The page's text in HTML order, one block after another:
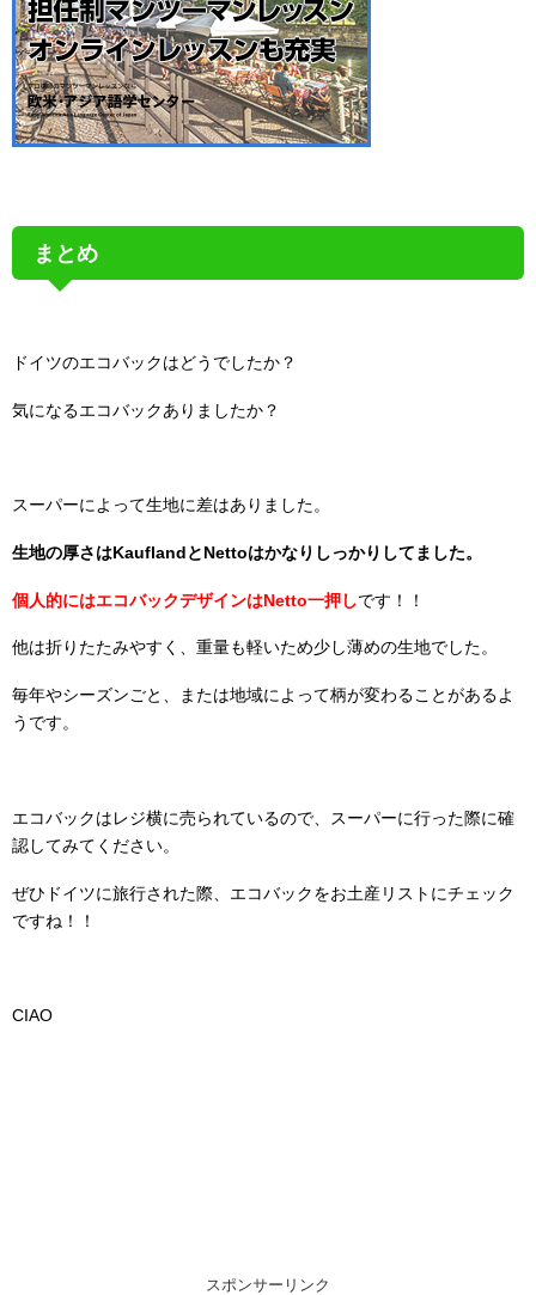
まとめ
ドイツのエコバックはどうでしたか？
気になるエコバックありましたか？
スーパーによって生地に差はありました。
生地の厚さはKauflandとNettoはかなりしっかりしてました。
個人的にはエコバックデザインはNetto一押し です！！
他は折りたたみやすく、重量も軽いため少し薄めの生地でした。
毎年やシーズンごと、または地域によって柄が変わることがあるよ
うです。
エコバックはレジ横に売られているので、スーパーに行った際に確
認してみてください。
ぜひドイツに旅行された際、エコバックをお土産リストにチェック
ですね！！
CIAO
スポンサーリンク